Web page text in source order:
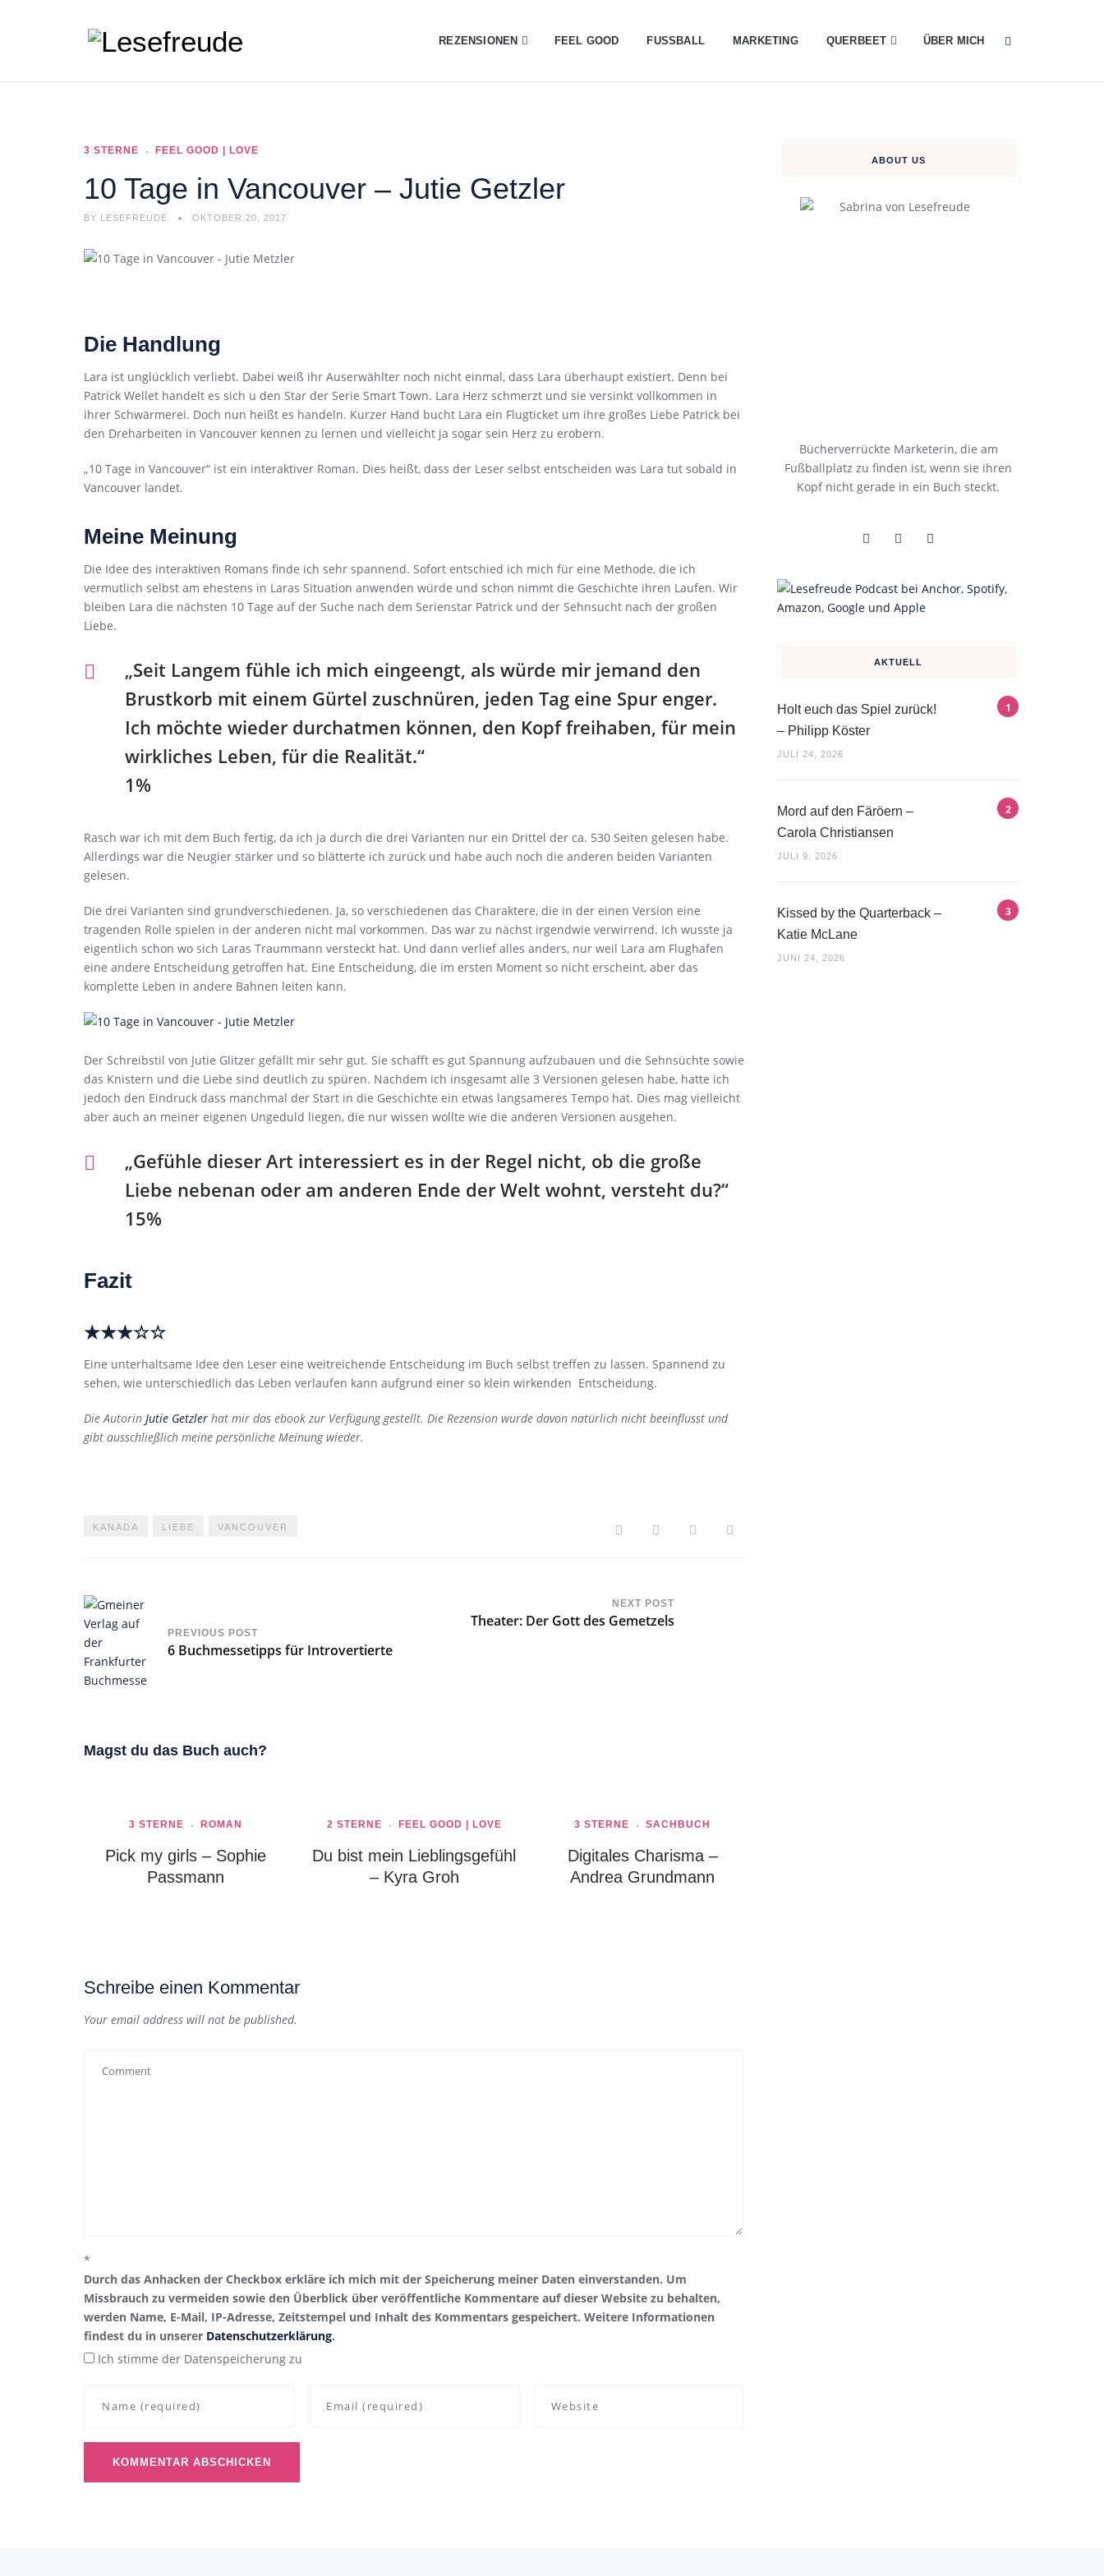
REZENSIONEN FEEL GOOD FUSSBALL MARKETING QUERBEET ÜBER MICH
3 STERNE FEEL GOOD | LOVE
10 Tage in Vancouver – Jutie Getzler
BY LESEFREUDE OKTOBER 20, 2017
Die Handlung
Lara ist unglücklich verliebt. Dabei weiß ihr Auserwählter noch nicht einmal, dass Lara überhaupt existiert. Denn bei
Patrick Wellet handelt es sich u den Star der Serie Smart Town. Lara Herz schmerzt und sie versinkt vollkommen in
ihrer Schwärmerei. Doch nun heißt es handeln. Kurzer Hand bucht Lara ein Flugticket um ihre großes Liebe Patrick bei
den Dreharbeiten in Vancouver kennen zu lernen und vielleicht ja sogar sein Herz zu erobern.
„10 Tage in Vancouver“ ist ein interaktiver Roman. Dies heißt, dass der Leser selbst entscheiden was Lara tut sobald in
Vancouver landet.
Meine Meinung
Die Idee des interaktiven Romans finde ich sehr spannend. Sofort entschied ich mich für eine Methode, die ich
vermutlich selbst am ehestens in Laras Situation anwenden würde und schon nimmt die Geschichte ihren Laufen. Wir
bleiben Lara die nächsten 10 Tage auf der Suche nach dem Serienstar Patrick und der Sehnsucht nach der großen
Liebe.
„Seit Langem fühle ich mich eingeengt, als würde mir jemand den
Brustkorb mit einem Gürtel zuschnüren, jeden Tag eine Spur enger.
Ich möchte wieder durchatmen können, den Kopf freihaben, für mein
wirkliches Leben, für die Realität.“
1%
Rasch war ich mit dem Buch fertig, da ich ja durch die drei Varianten nur ein Drittel der ca. 530 Seiten gelesen habe.
Allerdings war die Neugier stärker und so blätterte ich zurück und habe auch noch die anderen beiden Varianten
gelesen.
Die drei Varianten sind grundverschiedenen. Ja, so verschiedenen das Charaktere, die in der einen Version eine
tragenden Rolle spielen in der anderen nicht mal vorkommen. Das war zu nächst irgendwie verwirrend. Ich wusste ja
eigentlich schon wo sich Laras Traummann versteckt hat. Und dann verlief alles anders, nur weil Lara am Flughafen
eine andere Entscheidung getroffen hat. Eine Entscheidung, die im ersten Moment so nicht erscheint, aber das
komplette Leben in andere Bahnen leiten kann.
Der Schreibstil von Jutie Glitzer gefällt mir sehr gut. Sie schafft es gut Spannung aufzubauen und die Sehnsüchte sowie
das Knistern und die Liebe sind deutlich zu spüren. Nachdem ich insgesamt alle 3 Versionen gelesen habe, hatte ich
jedoch den Eindruck dass manchmal der Start in die Geschichte ein etwas langsameres Tempo hat. Dies mag vielleicht
aber auch an meiner eigenen Ungeduld liegen, die nur wissen wollte wie die anderen Versionen ausgehen.
„Gefühle dieser Art interessiert es in der Regel nicht, ob die große
Liebe nebenan oder am anderen Ende der Welt wohnt, versteht du?“
15%
Fazit
★★★☆☆
Eine unterhaltsame Idee den Leser eine weitreichende Entscheidung im Buch selbst treffen zu lassen. Spannend zu
sehen, wie unterschiedlich das Leben verlaufen kann aufgrund einer so klein wirkenden Entscheidung.
Die Autorin Jutie Getzler hat mir das ebook zur Verfügung gestellt. Die Rezension wurde davon natürlich nicht beeinflusst und
gibt ausschließlich meine persönliche Meinung wieder.
KANADA LIEBE VANCOUVER
PREVIOUS POST
6 Buchmessetipps für Introvertierte
NEXT POST
Theater: Der Gott des Gemetzels
Magst du das Buch auch?
3 STERNE ROMAN
Pick my girls – Sophie
Passmann
2 STERNE FEEL GOOD | LOVE
Du bist mein Lieblingsgefühl
– Kyra Groh
3 STERNE SACHBUCH
Digitales Charisma –
Andrea Grundmann
Schreibe einen Kommentar
Your email address will not be published.
*
Durch das Anhacken der Checkbox erkläre ich mich mit der Speicherung meiner Daten einverstanden. Um
Missbrauch zu vermeiden sowie den Überblick über veröffentliche Kommentare auf dieser Website zu behalten,
werden Name, E-Mail, IP-Adresse, Zeitstempel und Inhalt des Kommentars gespeichert. Weitere Informationen
findest du in unserer Datenschutzerklärung.
Ich stimme der Datenspeicherung zu
ABOUT US
Bücherverrückte Marketerin, die am
Fußballplatz zu finden ist, wenn sie ihren
Kopf nicht gerade in ein Buch steckt.
AKTUELL
Holt euch das Spiel zurück!
– Philipp Köster
JULI 24, 2026
Mord auf den Färöern –
Carola Christiansen
JULI 9, 2026
Kissed by the Quarterback –
Katie McLane
JUNI 24, 2026